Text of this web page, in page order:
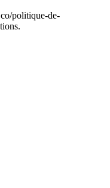
politique-de-